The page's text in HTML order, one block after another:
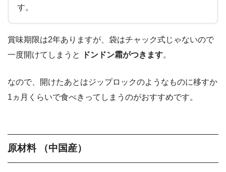
す。
賞味期限は2年ありますが、袋はチャック式じゃないので
一度開けてしまうと
ドンドン霜がつきます。
なので、開けたあとはジップロックのようなものに移すか
1ヵ月くらいで食べきってしまうのがおすすめです。
原材料 （中国産）